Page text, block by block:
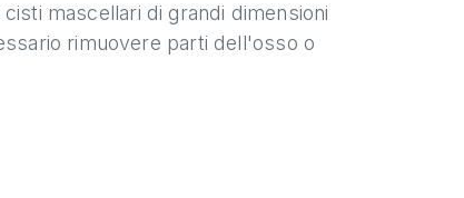
mascellari di grandi dimensioni
rimuovere parti dell'osso o